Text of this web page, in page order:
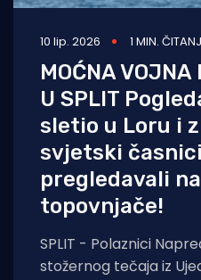
10 lip. 2026 1 MIN.
MOĆNA VOJNA
U SPLIT
sletio u Loru i
svjetski
pregledavali
topovnjače!
SPLIT - Polaznici
stožernog tečaja iz